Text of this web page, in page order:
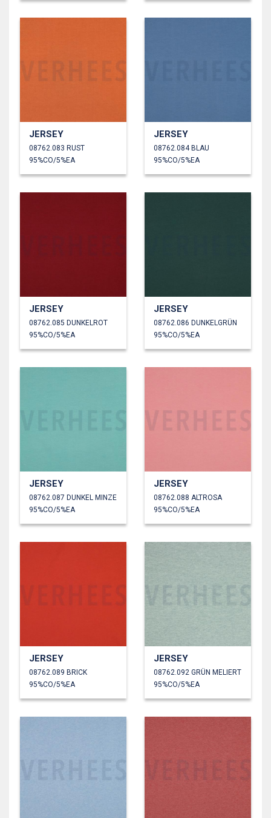
JERSEY
08762.083 RUST
95%CO/5%EA
JERSEY
08762.084 BLAU
95%CO/5%EA
JERSEY
08762.085 DUNKELROT
95%CO/5%EA
JERSEY
08762.086 DUNKELGRÜN
95%CO/5%EA
JERSEY
08762.087 DUNKEL MINZE
95%CO/5%EA
JERSEY
08762.088 ALTROSA
95%CO/5%EA
JERSEY
08762.089 BRICK
95%CO/5%EA
JERSEY
08762.092 GRÜN MELIERT
95%CO/5%EA